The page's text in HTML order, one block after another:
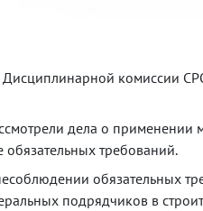
Дисциплинарной комиссии
дела о применении
требований.
обязательных
подрядчиков в